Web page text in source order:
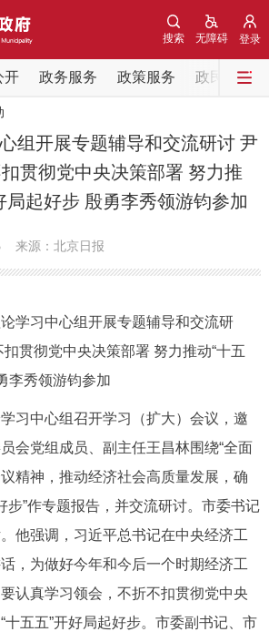
登录
无障碍
搜索
开 政务服务 政策服务 政民互动
会议信息 部门动态
机构职能 政策服务
政策解读
阳光政务
组开展专题辅导和交流研讨 尹
贯彻党中央决策部署 努力推
局起好步 殷勇李秀领游钧参加
来源：北京日报
习中心组开展专题辅导和交流研
贯彻党中央决策部署 努力推动“十五
李秀领游钧参加
中心组召开学习（扩大）会议，邀
会党组成员、副主任王昌林围绕“全面
精神，推动经济社会高质量发展，确
步”作专题报告，并交流研讨。市委书记
他强调，习近平总书记在中央经济工
，为做好今年和今后一个时期经济工
认真学习领会，不折不扣贯彻党中央
十五五”开好局起好步。市委副书记、市